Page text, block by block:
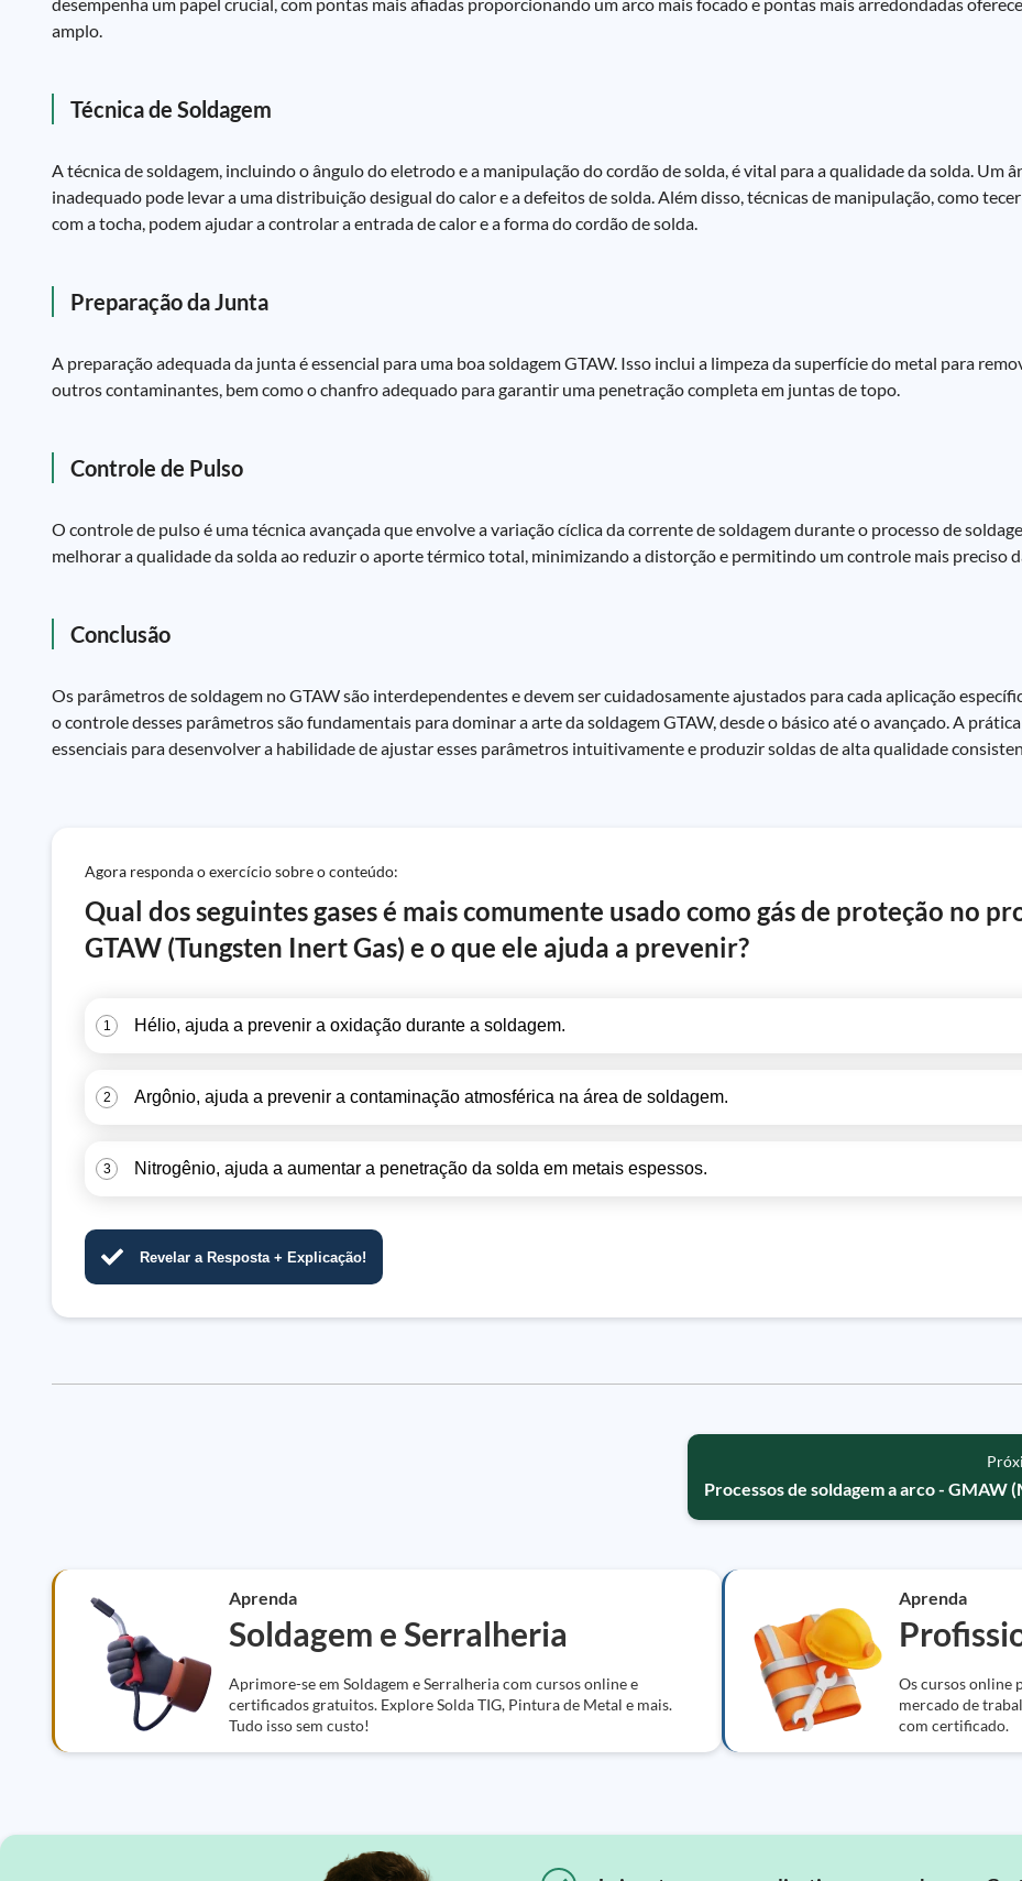
amplo.
Técnica de Soldagem
A técnica de soldagem, incluindo o ângulo do eletrodo e a manipulação do cordão de solda, é vital para a qualidade da solda. Um
inadequado pode levar a uma distribuição desigual do calor e a defeitos de solda. Além disso, técnicas de manipulação, como
com a tocha, podem ajudar a controlar a entrada de calor e a forma do cordão de solda.
Preparação da Junta
A preparação adequada da junta é essencial para uma boa soldagem GTAW. Isso inclui a limpeza da superfície do metal para
outros contaminantes, bem como o chanfro adequado para garantir uma penetração completa em juntas de topo.
Controle de Pulso
O controle de pulso é uma técnica avançada que envolve a variação cíclica da corrente de soldagem durante o processo de
melhorar a qualidade da solda ao reduzir o aporte térmico total, minimizando a distorção e permitindo um controle mais preciso
Conclusão
Os parâmetros de soldagem no GTAW são interdependentes e devem ser cuidadosamente ajustados para cada aplicação
o controle desses parâmetros são fundamentais para dominar a arte da soldagem GTAW, desde o básico até o avançado. A
essenciais para desenvolver a habilidade de ajustar esses parâmetros intuitivamente e produzir soldas de alta qualidade
Agora responda o exercício sobre o conteúdo:
Qual dos seguintes gases é mais comumente usado como gás de proteção no
GTAW (Tungsten Inert Gas) e o que ele ajuda a prevenir?
1 Hélio, ajuda a prevenir a oxidação durante a soldagem.
2 Argônio, ajuda a prevenir a contaminação atmosférica na área de soldagem.
3 Nitrogênio, ajuda a aumentar a penetração da solda em metais espessos.
Revelar a Resposta + Explicação!
Processos de soldagem a arco - GMAW
Aprenda
Soldagem e Serralheria
Aprimore-se em Soldagem e Serralheria com cursos online e
certificados gratuitos. Explore Solda TIG, Pintura de Metal e mais.
Tudo isso sem custo!
Aprenda
Os cursos online
mercado de
com certificado.